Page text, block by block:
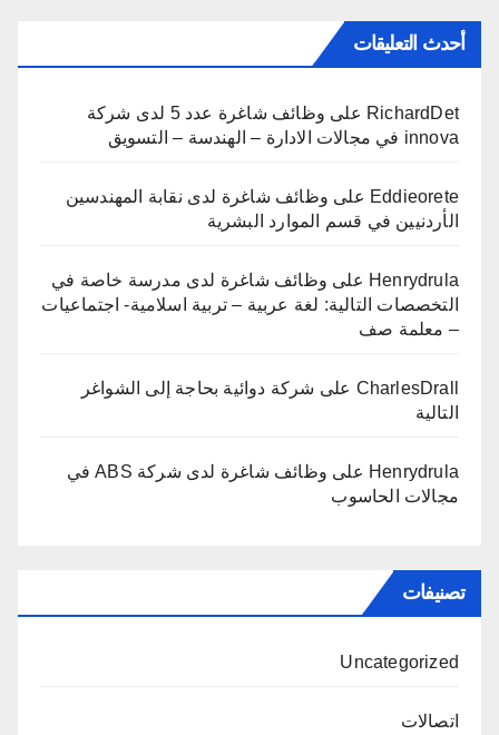
أحدث التعليقات
RichardDet على
وظائف شاغرة عدد 5 لدى شركة
innova في مجالات الادارة – الهندسة – التسويق
Eddieorete على وظائف شاغرة لدى نقابة المهندسين
الأردنيين في قسم الموارد البشرية
Henrydrula على وظائف شاغرة لدى مدرسة خاصة في
التخصصات التالية: لغة عربية – تربية اسلامية- اجتماعيات
– معلمة صف
CharlesDrall على شركة دوائية بحاجة إلى الشواغر
التالية
Henrydrula على
وظائف شاغرة لدى شركة ABS في
مجالات الحاسوب
تصنيفات
Uncategorized
اتصالات